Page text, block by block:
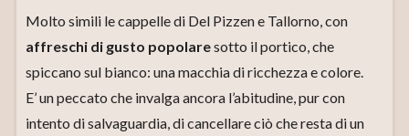
Molto simili le cappelle di Del Pizzen e Tallorno, con
affreschi di gusto popolaresotto il portico, che
spiccano sul bianco: una macchia di ricchezza e colore.
E’ un peccato che invalga ancora l’abitudine, pur con
intento di salvaguardia, di cancellare ciò che resta di un